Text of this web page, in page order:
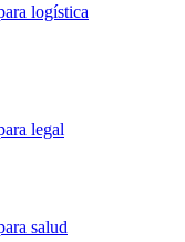
logística
legal
salud